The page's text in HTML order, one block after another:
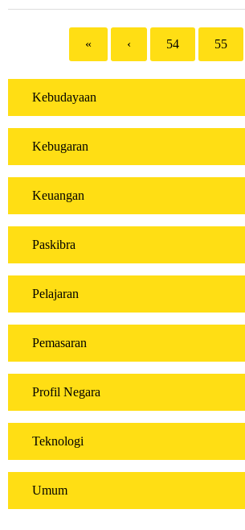
« ‹ 54 55
Kebudayaan
Kebugaran
Keuangan
Paskibra
Pelajaran
Pemasaran
Profil Negara
Teknologi
Umum